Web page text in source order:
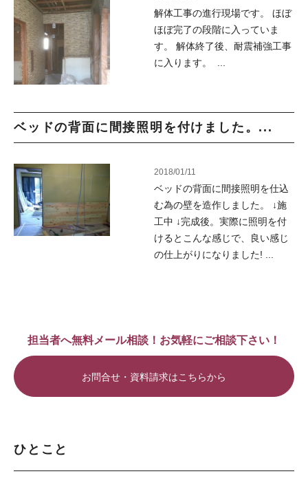
解体工事の進行現場です。 ほぼ
ほぼ完了の段階に入っていま
す。 解体終了後、耐震補強工事
に入ります。 ...
ベッドの背面に間接照明を付けました。...
2018/01/11
ベッドの背面に間接照明を仕込
む為の壁を造作しました。 ↓施
工中 ↓完成後。実際に照明を付
けるとこんな感じで、良い感じ
の仕上がりになりました! ...
担当者へ無料メール相談！お気軽にご相談下さい！
お問合せ・資料請求はこちらから
ひとこと